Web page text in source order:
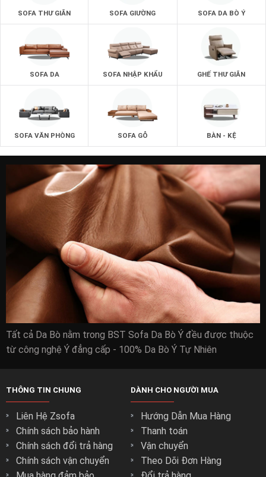
SOFA THƯ GIÃN SOFA GIƯỜNG SOFA DA BÒ Ý
SOFA DA SOFA NHẬP KHẨU GHẾ THƯ GIÃN
SOFA VĂN PHÒNG SOFA GỖ BÀN - KỆ
Tất cả Da Bò nằm trong BST Sofa Da Bò Ý đều được thuộc
từ công nghệ Ý đẳng cấp - 100% Da Bò Ý Tự Nhiên
THÔNG TIN CHUNG
Liên Hệ Zsofa
Chính sách bảo hành
Chính sách đổi trả hàng
Chính sách vận chuyển
DÀNH CHO NGƯỜI MUA
Hướng Dẫn Mua Hàng
Thanh toán
Vận chuyển
Theo Dõi Đơn Hàng